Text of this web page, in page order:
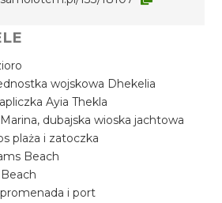
wojskowa Dhekelia
Ayia Thekla
dubajska wioska jachtowa
plaża i zatoczka
Beach
i port